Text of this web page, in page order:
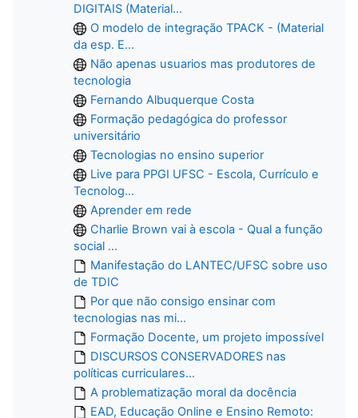
DIGITAIS (Material...
O modelo de integração TPACK - (Material
da esp. E...
Não apenas usuarios mas produtores de
tecnologia
Fernando Albuquerque Costa
Formação pedagógica do professor
universitário
Tecnologias no ensino superior
Live para PPGI UFSC - Escola, Currículo e
Tecnolog...
Aprender em rede
Charlie Brown vai à escola - Qual a função
social ...
Manifestação do LANTEC/UFSC sobre uso
de TDIC
Por que não consigo ensinar com
tecnologias nas mi...
Formação Docente, um projeto impossível
DISCURSOS CONSERVADORES nas
políticas curriculares...
A problematização moral da docência
EAD, Educação Online e Ensino Remoto: